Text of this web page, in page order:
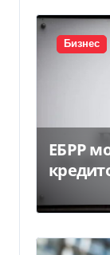
Бизнес
ЕБРР
300